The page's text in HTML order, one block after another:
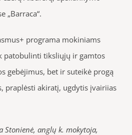
„Barraca“.
programa mokiniams
patobulinti tiksliųjų ir gamtos
gebėjimus, bet ir suteikė progą
praplėsti akiratį, ugdytis įvairiias
Stonienė, anglų k. mokytoja,